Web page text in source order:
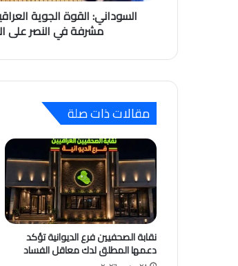
السوداني: القوة الجوية
مشرفة في النصر على
مقالات ذات صلة
نقابة الصحفيين فرع الديوانية تؤكد
دعمها المطلق لدك معاقل الفساد